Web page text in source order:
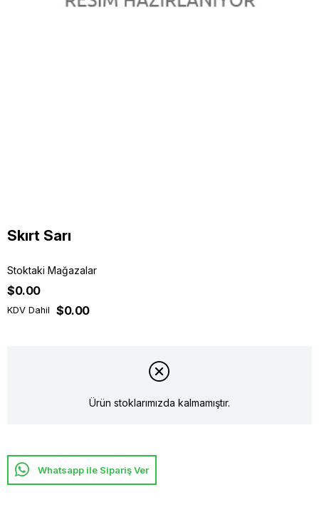
Skırt Sarı
Stoktaki Mağazalar
$0.00
KDV Dahil $0.00
Ürün stoklarımızda kalmamıştır.
Whatsapp ile Sipariş Ver